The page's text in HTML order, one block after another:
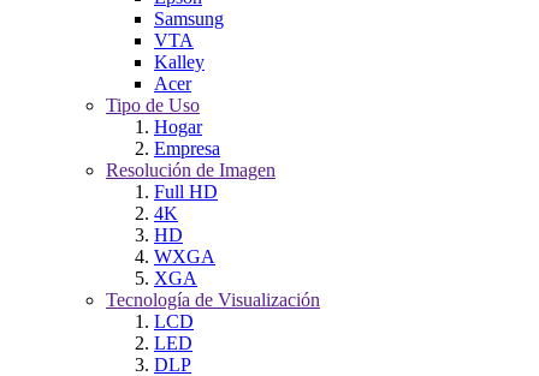
Samsung
VTA
Kalley
Acer
Tipo de Uso
Hogar
Empresa
Resolución de Imagen
Full HD
4K
HD
WXGA
XGA
Tecnología de Visualización
LCD
LED
DLP